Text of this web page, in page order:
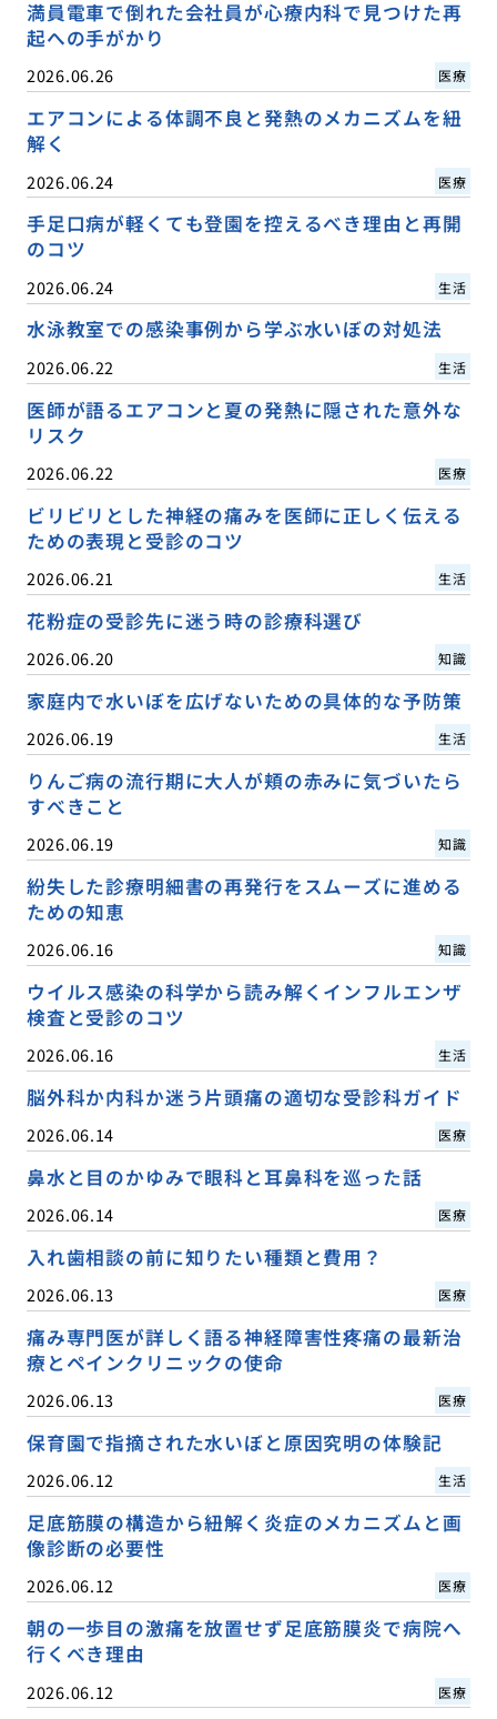
満員電車で倒れた会社員が心療内科で見つけた再
起への手がかり
2026.06.26 医療
エアコンによる体調不良と発熱のメカニズムを紐
解く
2026.06.24 医療
手足口病が軽くても登園を控えるべき理由と再開
のコツ
2026.06.24 生活
水泳教室での感染事例から学ぶ水いぼの対処法
2026.06.22 生活
医師が語るエアコンと夏の発熱に隠された意外な
リスク
2026.06.22 医療
ビリビリとした神経の痛みを医師に正しく伝える
ための表現と受診のコツ
2026.06.21 生活
花粉症の受診先に迷う時の診療科選び
2026.06.20 知識
家庭内で水いぼを広げないための具体的な予防策
2026.06.19 生活
りんご病の流行期に大人が頬の赤みに気づいたら
すべきこと
2026.06.19 知識
紛失した診療明細書の再発行をスムーズに進める
ための知恵
2026.06.16 知識
ウイルス感染の科学から読み解くインフルエンザ
検査と受診のコツ
2026.06.16 生活
脳外科か内科か迷う片頭痛の適切な受診科ガイド
2026.06.14 医療
鼻水と目のかゆみで眼科と耳鼻科を巡った話
2026.06.14 医療
入れ歯相談の前に知りたい種類と費用？
2026.06.13 医療
痛み専門医が詳しく語る神経障害性疼痛の最新治
療とペインクリニックの使命
2026.06.13 医療
保育園で指摘された水いぼと原因究明の体験記
2026.06.12 生活
足底筋膜の構造から紐解く炎症のメカニズムと画
像診断の必要性
2026.06.12 医療
朝の一歩目の激痛を放置せず足底筋膜炎で病院へ
行くべき理由
2026.06.12 医療